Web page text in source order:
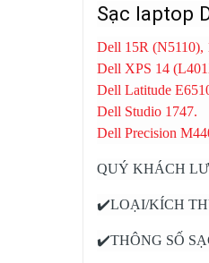
Sạc laptop
Dell 15R (N5110),
Dell XPS 14
Dell Latitude
Dell Studio 1747.
Dell Precision
QUÝ KHÁCH
✔️LOẠI/KÍCH
✔️THÔNG SỐ